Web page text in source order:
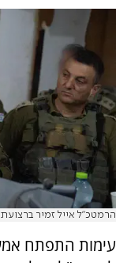
הרמטכ"ל אייל זמיר
עימות התפתח